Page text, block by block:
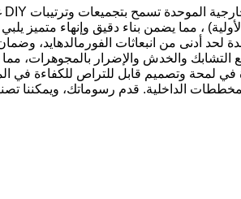
، مما يضمن بناء دقيق وإنهاء متميز
والخدش والإضرار بالمجوهرات، مما
لمحة وتصميم قابل للتراص للكفاءة في
الداخلية. قدم رسوماتك، ويمكننا